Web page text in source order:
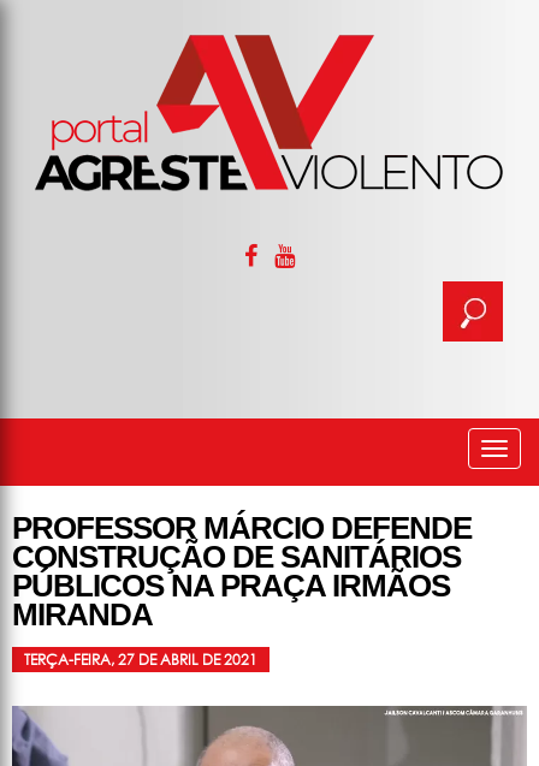
PROFESSOR MÁRCIO DEFENDE
CONSTRUÇÃO DE SANITÁRIOS
PÚBLICOS NA PRAÇA IRMÃOS
MIRANDA
TERÇA-FEIRA, 27 DE ABRIL DE 2021